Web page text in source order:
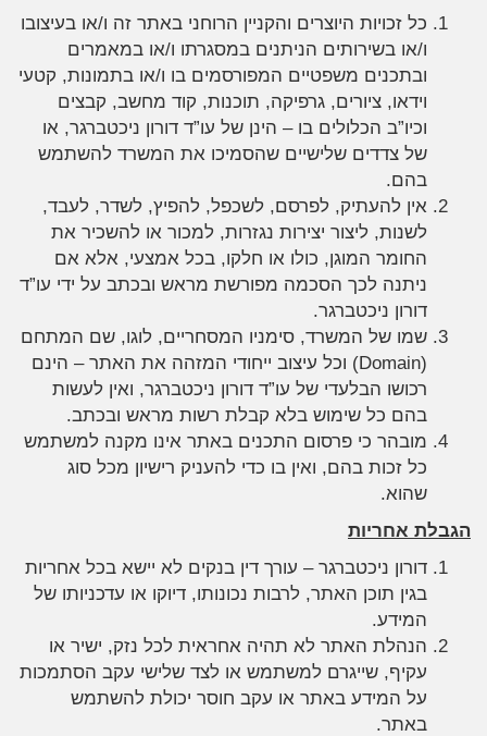
כל זכויות היוצרים והקניין הרוחני באתר זה ו/או בעיצובו
ו/או בשירותים הניתנים במסגרתו ו/או במאמרים
ובתכנים משפטיים המפורסמים בו ו/או בתמונות, קטעי
וידאו, ציורים, גרפיקה, תוכנות, קוד מחשב, קבצים
וכיו”ב הכלולים בו – הינן של עו”ד דורון ניכטברגר, או
של צדדים שלישיים שהסמיכו את המשרד להשתמש
בהם.
אין להעתיק, לפרסם, לשכפל, להפיץ, לשדר, לעבד,
לשנות, ליצור יצירות נגזרות, למכור או להשכיר את
החומר המוגן, כולו או חלקו, בכל אמצעי, אלא אם
ניתנה לכך הסכמה מפורשת מראש ובכתב על ידי עו”ד
דורון ניכטברגר.
שמו של המשרד, סימניו המסחריים, לוגו, שם המתחם
(Domain) וכל עיצוב ייחודי המזהה את האתר – הינם
רכושו הבלעדי של עו”ד דורון ניכטברגר, ואין לעשות
בהם כל שימוש בלא קבלת רשות מראש ובכתב.
מובהר כי פרסום התכנים באתר אינו מקנה למשתמש
כל זכות בהם, ואין בו כדי להעניק רישיון מכל סוג
שהוא.
הגבלת אחריות
דורון ניכטברגר – עורך דין בנקים לא יישא בכל אחריות
בגין תוכן האתר, לרבות נכונותו, דיוקו או עדכניותו של
המידע.
הנהלת האתר לא תהיה אחראית לכל נזק, ישיר או
עקיף, שייגרם למשתמש או לצד שלישי עקב הסתמכות
על המידע באתר או עקב חוסר יכולת להשתמש
באתר.